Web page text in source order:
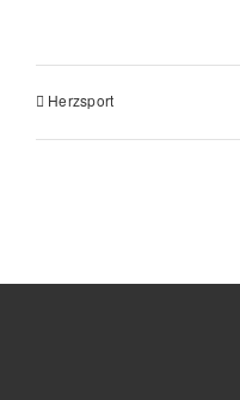
Herzsport